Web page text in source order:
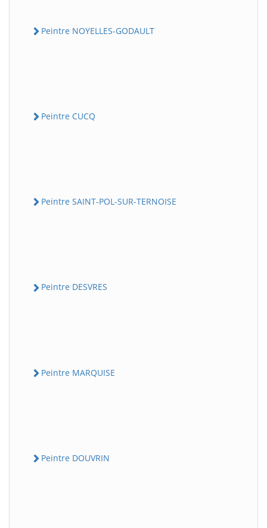
Peintre NOYELLES-GODAULT
Peintre CUCQ
Peintre SAINT-POL-SUR-TERNOISE
Peintre DESVRES
Peintre MARQUISE
Peintre DOUVRIN